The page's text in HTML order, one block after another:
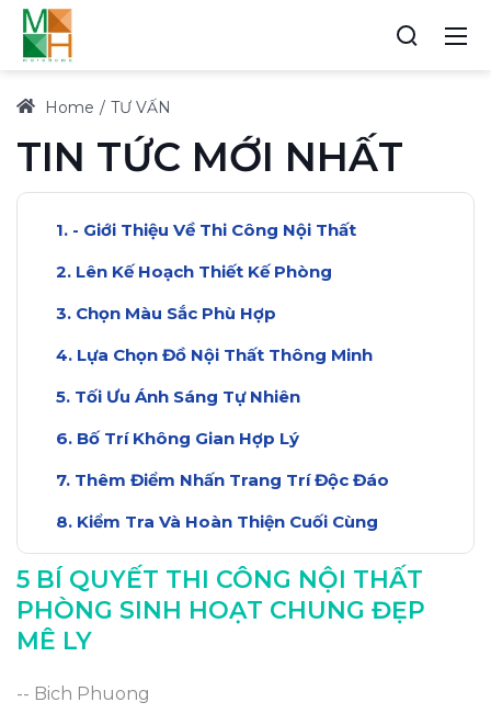
Home TƯ VẤN
TIN TỨC MỚI NHẤT
- Giới Thiệu Về Thi Công Nội Thất
Lên Kế Hoạch Thiết Kế Phòng
Chọn Màu Sắc Phù Hợp
Lựa Chọn Đồ Nội Thất Thông Minh
Tối Ưu Ánh Sáng Tự Nhiên
Bố Trí Không Gian Hợp Lý
Thêm Điểm Nhấn Trang Trí Độc Đáo
Kiểm Tra Và Hoàn Thiện Cuối Cùng
Kết Luận: Tạo Dựng Không Gian Đẹp
5 BÍ QUYẾT THI CÔNG NỘI THẤT
PHÒNG SINH HOẠT CHUNG ĐẸP
MÊ LY
-- Bich Phuong